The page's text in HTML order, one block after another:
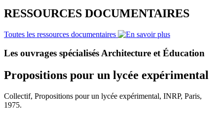
RESSOURCES DOCUMENTAIRES
Toutes les ressources documentaires
Les ouvrages spécialisés Architecture et Éducation
Propositions pour un lycée expérimental
Collectif, Propositions pour un lycée expérimental, INRP, Paris,
1975.